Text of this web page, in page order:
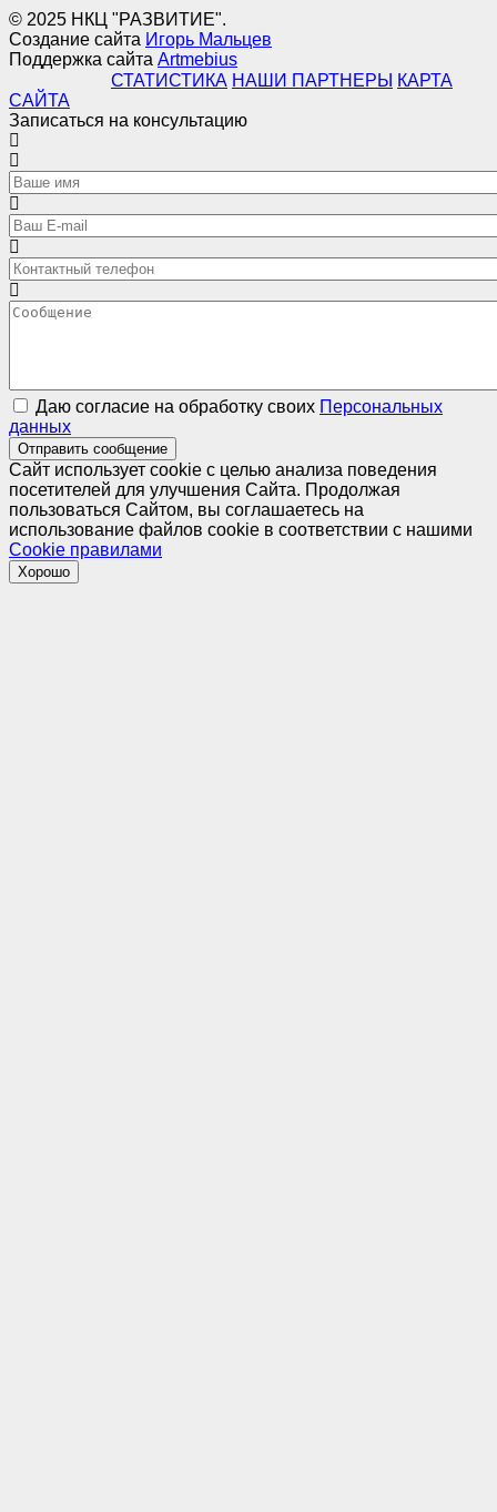
© 2025 НКЦ "РАЗВИТИЕ".
Создание сайта Игорь Мальцев
Поддержка сайта Artmebius
СТАТИСТИКА НАШИ ПАРТНЕРЫ КАРТА
САЙТА
Записаться на консультацию
Даю согласие на обработку своих Персональных
данных
Отправить сообщение
Сайт использует cookie с целью анализа поведения
посетителей для улучшения Сайта. Продолжая
пользоваться Сайтом, вы соглашаетесь на
использование файлов cookie в соответствии с нашими
Cookiе правилами
Хорошо